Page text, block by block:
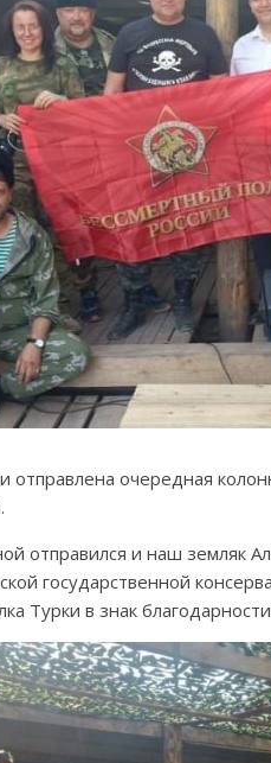
отправлена очередная
отправился и наш земляк
государственной
Турки в знак